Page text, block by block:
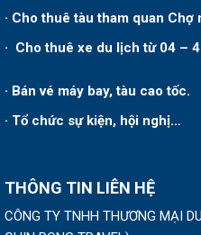
· Cho thuê tàu tham quan Chợ
· Cho thuê xe du lịch từ 04 –
· Bán vé máy bay, tàu cao tốc.
· Tổ chức sự kiện, hội nghị…
THÔNG TIN LIÊN HỆ
CÔNG TY TNHH THƯƠNG MẠI